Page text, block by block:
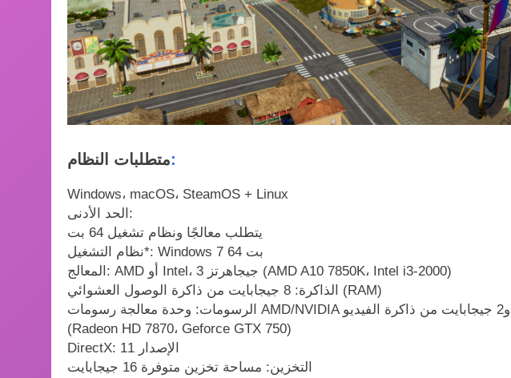
متطلبات النظام:
Windows، macOS، SteamOS + Linux
الحد الأدنى:
يتطلب معالجًا ونظام تشغيل 64 بت
نظام التشغيل*: Windows 7 64 بت
المعالج: AMD أو Intel، 3 جيجاهرتز (AMD A10 7850K، Intel i3-2000)
الذاكرة: 8 جيجابايت من ذاكرة الوصول العشوائي (RAM)
الرسومات: وحدة معالجة رسومات AMD/NVIDIA مخصصة، و2 جيجابايت من ذاكرة الفيديو (VRAM) مخصصة
(Radeon HD 7870، Geforce GTX 750)
DirectX: الإصدار 11
التخزين: مساحة تخزين متوفرة 16 جيجابايت